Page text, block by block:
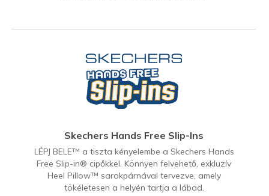
Skechers Hands Free Slip-Ins
LÉPJ BELE™ a tiszta kényelembe a Skechers Hands
Free Slip-in® cipőkkel. Könnyen felvehető, exkluzív
Heel Pillow™ sarokpárnával tervezve, amely
tökéletesen a helyén tartja a lábad.